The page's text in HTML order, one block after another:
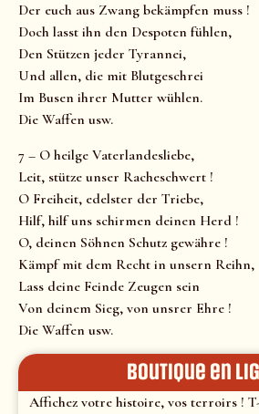
Der euch aus Zwang bekämpfen muss !
Doch lasst ihn den Despoten fühlen,
Den Stützen jeder Tyrannei,
Und allen, die mit Blutgeschrei
Im Busen ihrer Mutter wühlen.
Die Waffen usw.
7 – O heilge Vaterlandesliebe,
Leit, stütze unser Racheschwert !
O Freiheit, edelster der Triebe,
Hilf, hilf uns schirmen deinen Herd !
O, deinen Söhnen Schutz gewähre !
Kämpf mit dem Recht in unsern Reihn,
Lass deine Feinde Zeugen sein
Von deinem Sieg, von unsrer Ehre !
Die Waffen usw.
Boutique en
Affichez votre histoire, vos terroirs !